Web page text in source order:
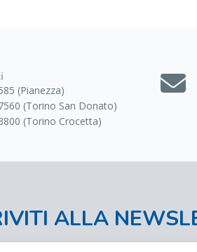
(Pianezza)
(Torino San Donato)
(Torino Crocetta)
ALLA